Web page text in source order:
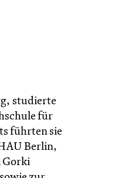
studierte
für
führten sie
Berlin,
Gorki